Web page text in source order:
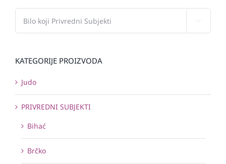
KATEGORIJE PROIZVODA
Judo
PRIVREDNI SUBJEKTI
Bihać
Brčko